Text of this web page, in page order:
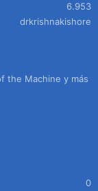
6.953
drkrishnakishore
the Machine y más
0